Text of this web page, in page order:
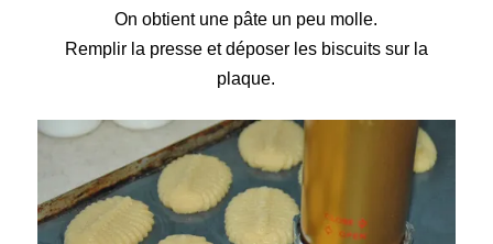
On obtient une pâte un peu molle.
Remplir la presseet déposer les biscuits sur la
plaque.